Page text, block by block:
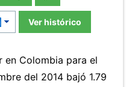
Ver histórico
en Colombia para el
del 2014 bajó 1.79